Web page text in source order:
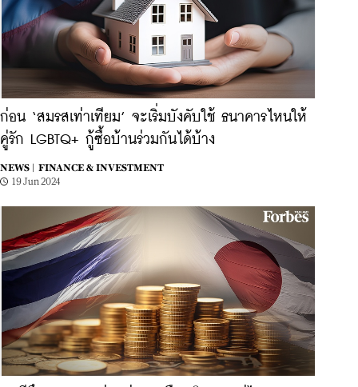
ก่อน ‘สมรสเท่าเทียม’ จะเริ่มบังคับใช้ ธนาคารไหนให้
คู่รัก LGBTQ+ กู้ซื้อบ้านร่วมกันได้บ้าง
NEWS |
FINANCE & INVESTMENT
19 Jun 2024